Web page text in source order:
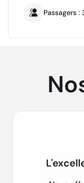
Passagers :